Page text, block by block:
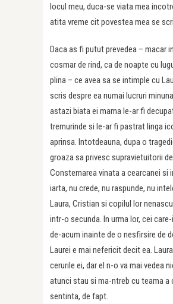
locul meu, duca-se viata mea
atita vreme cit povestea mea se
Daca as fi putut prevedea – macar
cosmar de rind, ca de noapte cu
plina – ce avea sa se intimple cu
scris despre ea numai lucruri
astazi biata ei mama le-ar fi
tremurinde si le-ar fi pastrat linga
aprinsa. Intotdeauna, dupa o
groaza sa privesc supravietuitorii
Consternarea vinata a cearcanei si
iarta, nu crede, nu raspunde, nu
Laura, Cristian si copilul lor
intr-o secunda. In urma lor, cei
de-acum inainte de o nesfirsire de
Laurei e mai nefericit decit ea.
cerurile ei, dar el n-o va mai vedea
atunci stau si ma-ntreb cu teama a
sentinta, de fapt.